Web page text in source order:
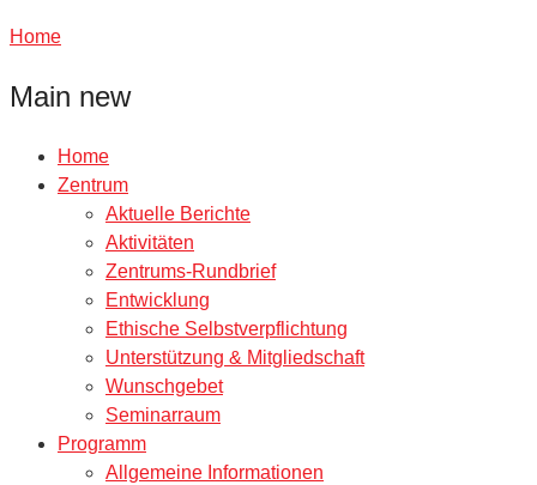
Home
Main new
Home
Zentrum
Aktuelle Berichte
Aktivitäten
Zentrums-Rundbrief
Entwicklung
Ethische Selbstverpflichtung
Unterstützung & Mitgliedschaft
Wunschgebet
Seminarraum
Programm
Allgemeine Informationen